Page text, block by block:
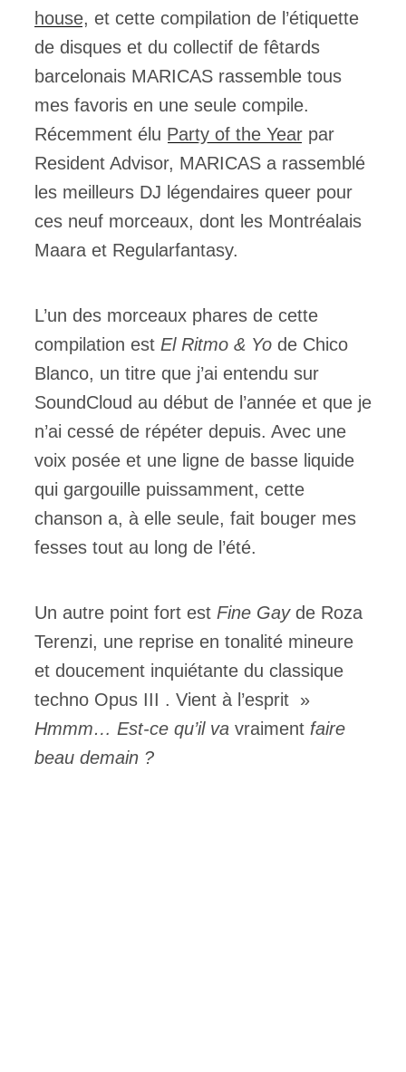
house, et cette compilation de l’étiquette
de disques et du collectif de fêtards
barcelonais MARICAS rassemble tous
mes favoris en une seule compile.
Récemment élu Party of the Year par
Resident Advisor, MARICAS a rassemblé
les meilleurs DJ légendaires queer pour
ces neuf morceaux, dont les Montréalais
Maara et Regularfantasy.
L’un des morceaux phares de cette
compilation est El Ritmo & Yo de Chico
Blanco, un titre que j’ai entendu sur
SoundCloud au début de l’année et que je
n’ai cessé de répéter depuis. Avec une
voix posée et une ligne de basse liquide
qui gargouille puissamment, cette
chanson a, à elle seule, fait bouger mes
fesses tout au long de l’été.
Un autre point fort est Fine Gay de Roza
Terenzi, une reprise en tonalité mineure
et doucement inquiétante du classique
techno Opus III . Vient à l’esprit »
Hmmm… Est-ce qu’il va vraiment faire
beau demain ?